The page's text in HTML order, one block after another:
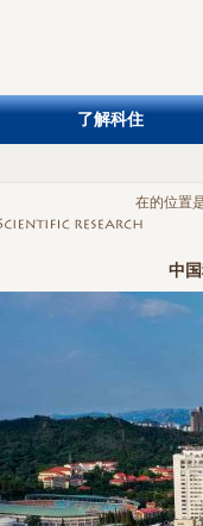
了解科住
在的位置
中